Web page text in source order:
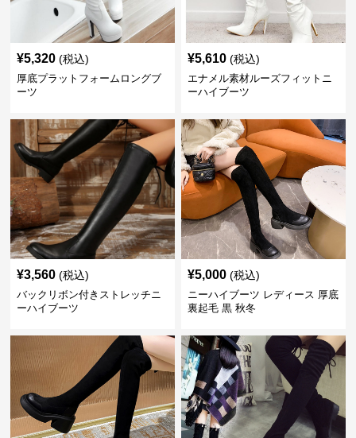
¥5,320 (税込)
厚底プラットフォームロングブ
ーツ
¥5,610 (税込)
エナメル素材ルーズフィットニ
ーハイブーツ
¥3,560 (税込)
バックリボン付きストレッチニ
ーハイブーツ
¥5,000 (税込)
ニーハイブーツ レディース 厚底
裏起毛 黒 秋冬